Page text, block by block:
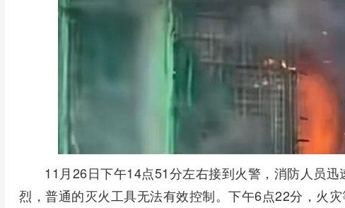
11月26日下午14点51分左右接到火警，消防人员
烈，普通的灭火工具无法有效控制。下午6点22分，火